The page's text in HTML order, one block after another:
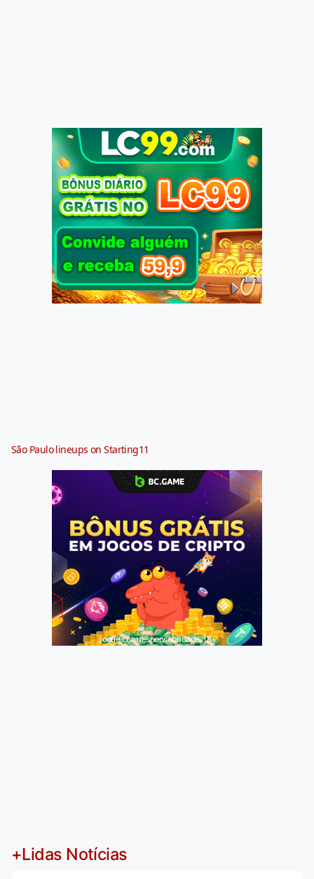
São Paulo lineups on Starting11
Jogue com responsabilidade. 18+
+Lidas Notícias